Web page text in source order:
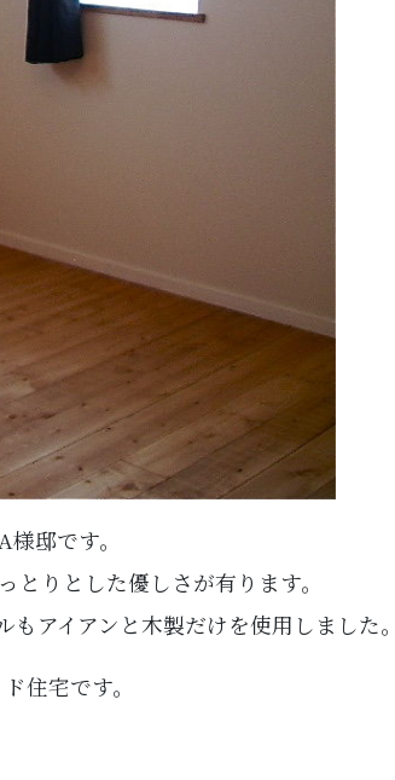
邸です。
りとした優しさが有ります。
アイアンと木製だけを使用しました。
住宅です。